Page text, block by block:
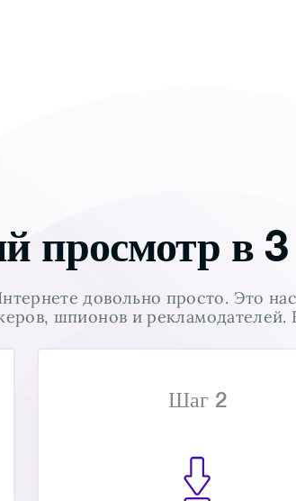
просмотр в
довольно просто. Это
шпионов и рекламодателей.
Шаг 2